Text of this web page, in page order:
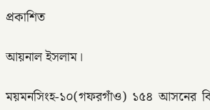
প্রকাশিত
আয়নাল ইসলাম।
ময়মনসিংহ-১০(গফরগাঁও) ১৫৪ আসনের